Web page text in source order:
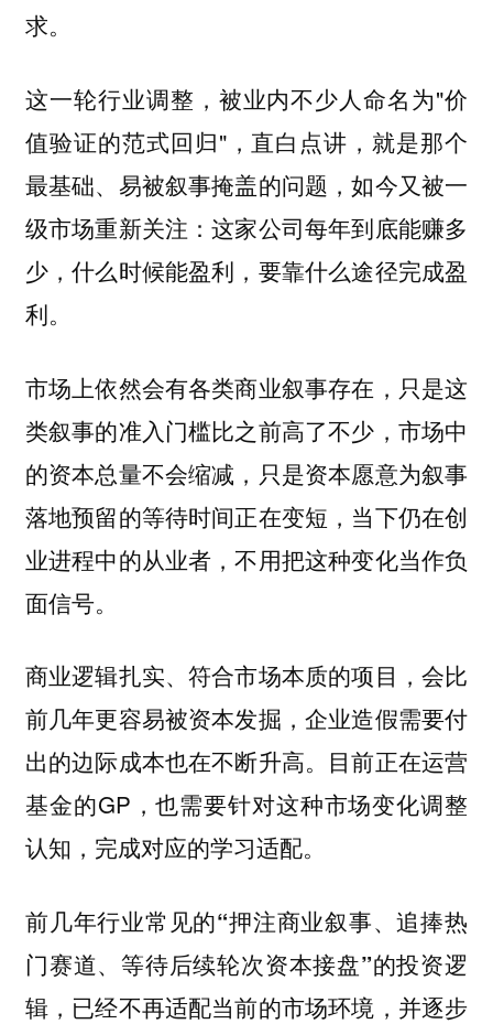
求。
这一轮行业调整，被业内不少人命名为"价
值验证的范式回归"，直白点讲，就是那个
最基础、易被叙事掩盖的问题，如今又被一
级市场重新关注：这家公司每年到底能赚多
少，什么时候能盈利，要靠什么途径完成盈
利。
市场上依然会有各类商业叙事存在，只是这
类叙事的准入门槛比之前高了不少，市场中
的资本总量不会缩减，只是资本愿意为叙事
落地预留的等待时间正在变短，当下仍在创
业进程中的从业者，不用把这种变化当作负
面信号。
商业逻辑扎实、符合市场本质的项目，会比
前几年更容易被资本发掘，企业造假需要付
出的边际成本也在不断升高。目前正在运营
基金的GP，也需要针对这种市场变化调整
认知，完成对应的学习适配。
前几年行业常见的“押注商业叙事、追捧热
门赛道、等待后续轮次资本接盘”的投资逻
辑，已经不再适配当前的市场环境，并逐步